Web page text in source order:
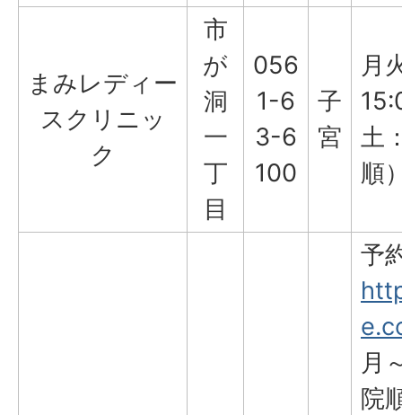
まみレディー
スクリニッ
ク
市
が
洞
一
丁
目
056
1-6
3-6
100
子
宮
月
土
順
予
月
院